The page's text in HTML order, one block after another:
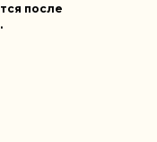
после